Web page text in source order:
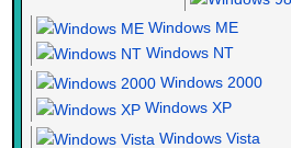
Windows ME
Windows NT
Windows 2000
Windows XP
Windows Vista